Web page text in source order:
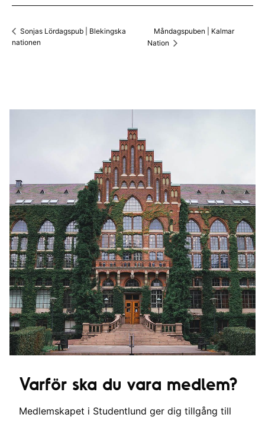
Sonjas Lördagspub | Blekingska
nationen
Måndagspuben | Kalmar
Nation
Varför ska du vara medlem?
Medlemskapet i Studentlund ger dig tillgång till